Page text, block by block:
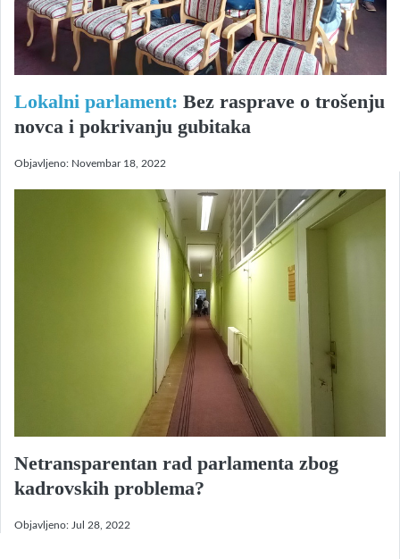
Lokalni parlament: Bez rasprave o trošenju
novca i pokrivanju gubitaka
Objavljeno: Novembar 18, 2022
Netransparentan rad parlamenta zbog
kadrovskih problema?
Objavljeno: Jul 28, 2022